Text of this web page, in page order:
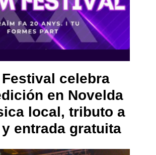
celebra
en Novelda
local, tributo a
entrada gratuita